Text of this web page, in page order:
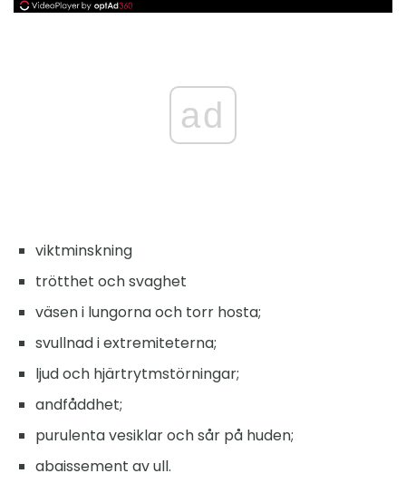
ad
viktminskning
trötthet och svaghet
väsen i lungorna och torr hosta;
svullnad i extremiteterna;
ljud och hjärtrytmstörningar;
andfåddhet;
purulenta vesiklar och sår på huden;
abaissement av ull.